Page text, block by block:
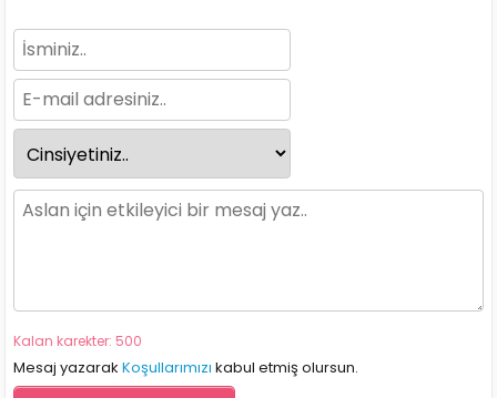
Kalan karekter: 500
Mesaj yazarakKoşullarımızı kabul etmiş olursun.